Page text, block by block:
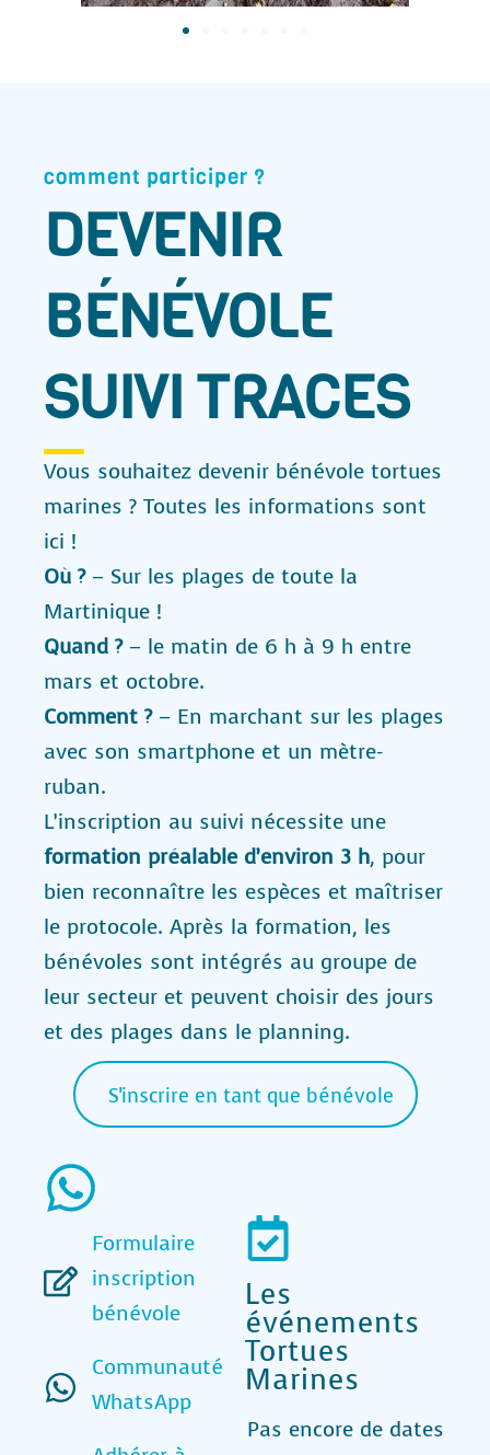
comment participer ?
DEVENIR
BÉNÉVOLE
SUIVI TRACES
Vous souhaitez devenir bénévole tortues
marines ? Toutes les informations sont
ici !
Où ?– Sur les plages de toute la
Martinique !
Quand ?– le matin de 6 h à 9 h entre
mars et octobre.
Comment ?– En marchant sur les plages
avec son smartphone et un mètre-
ruban.
L’inscription au suivi nécessite une
formation préalable d’environ 3 h, pour
bien reconnaître les espèces et maîtriser
le protocole. Après la formation, les
bénévoles sont intégrés au groupe de
leur secteur et peuvent choisir des jours
et des plages dans le planning.
S'inscrire en tant que bénévole
Formulaire
inscription
bénévole
Communauté
WhatsApp
Les
événements
Tortues
Marines
Pas encore de dates